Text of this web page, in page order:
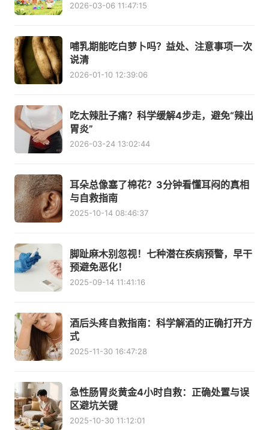
2026-03-06 11:47:15
哺乳期能吃白萝卜吗？益处、注意事项一次
说清
2026-01-10 12:39:06
吃太辣肚子痛？科学缓解4步走，避免“辣出
胃炎”
2026-03-24 13:02:44
耳朵总像塞了棉花？3分钟看懂耳闷的真相
与自救指南
2025-10-14 08:46:37
脚趾麻木别忽视！七种潜在疾病预警，早干
预避免恶化！
2025-09-14 11:41:16
酒后头疼自救指南：科学解酒的正确打开方
式
2025-11-30 16:47:28
急性肠胃炎黄金4小时自救：正确处置与误
区避坑关键
2025-10-30 11:12:01